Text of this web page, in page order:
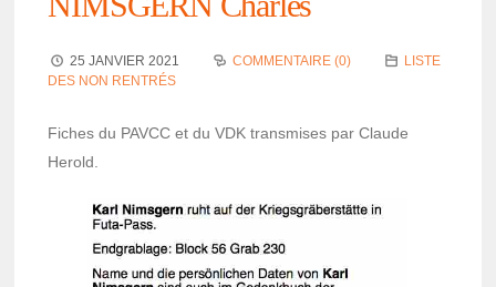
25 JANVIER 2021 COMMENTAIRE (0)
LISTE
DES NON RENTRÉS
Fiches du PAVCC et du VDK trans­­mises par Claude
Herold.